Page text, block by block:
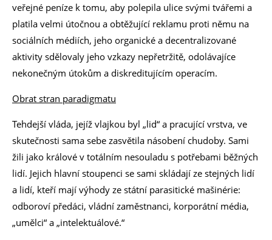
veřejné peníze k tomu, aby polepila ulice svými tvářemi a
platila velmi útočnou a obtěžující reklamu proti němu na
sociálních médiích, jeho organické a decentralizované
aktivity sdělovaly jeho vzkazy nepřetržitě, odolávajíce
nekonečným útokům a diskreditujícím operacím.
Obrat stran paradigmatu
Tehdejší vláda, jejíž vlajkou byl „lid“ a pracující vrstva, ve
skutečnosti sama sebe zasvětila násobení chudoby. Sami
žili jako králové v totálním nesouladu s potřebami běžných
lidí. Jejich hlavní stoupenci se sami skládají ze stejných lidí
a lidí, kteří mají výhody ze státní parasitické mašinérie:
odboroví předáci, vládní zaměstnanci, korporátní média,
„umělci“ a „intelektuálové.“